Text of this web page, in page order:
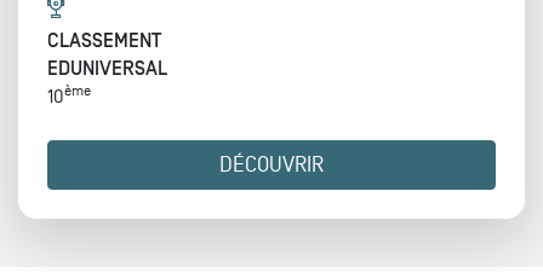
CLASSEMENT
EDUNIVERSAL
10ème
DÉCOUVRIR